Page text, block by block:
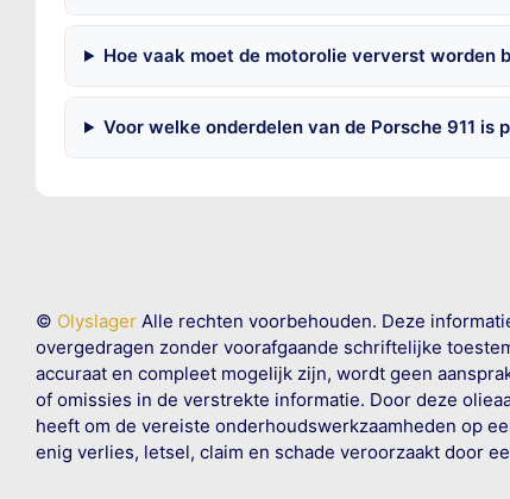
Hoe vaak moet de motorolie ververst worden
Voor welke onderdelen van de Porsche 911 is
© OlyslagerAlle rechten voorbehouden. Deze
overgedragen zonder voorafgaande schriftelijke
accuraat en compleet mogelijk zijn, wordt geen
of omissies in de verstrekte informatie. Door deze
heeft om de vereiste onderhoudswerkzaamheden op
enig verlies, letsel, claim en schade veroorzaakt door